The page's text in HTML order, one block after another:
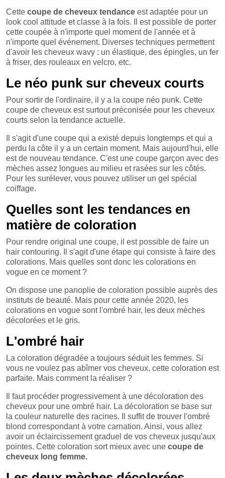
Cette coupe de cheveux tendance est adaptée pour un
look cool attitude et classe à la fois. Il est possible de porter
cette coupée à n'importe quel moment de l'année et à
n'importe quel événement. Diverses techniques permettent
d'avoir les cheveux wavy : un élastique, des épingles, un fer
à friser, des rouleaux en velcro, etc.
Le néo punk sur cheveux courts
Pour sortir de l'ordinaire, il y a la coupe néo punk. Cette
coupe de cheveux est surtout préconisée pour les cheveux
courts selon la tendance actuelle.
Il s'agit d'une coupe qui a existé depuis longtemps et qui a
perdu la côte il y a un certain moment. Mais aujourd'hui, elle
est de nouveau tendance. C'est une coupe garçon avec des
mèches assez longues au milieu et rasées sur les côtés.
Pour les surélever, vous pouvez utiliser un gel spécial
coiffage.
Quelles sont les tendances en
matière de coloration
Pour rendre original une coupe, il est possible de faire un
hair contouring. Il s'agit d'une étape qui consiste à faire des
colorations. Mais quelles sont donc les colorations en
vogue en ce moment ?
On dispose une panoplie de coloration possible auprès des
instituts de beauté. Mais pour cette année 2020, les
colorations en vogue sont l'ombré hair, les deux mèches
décolorées et le gris.
L'ombré hair
La coloration dégradée a toujours séduit les femmes. Si
vous ne voulez pas abîmer vos cheveux, cette coloration est
parfaite. Mais comment la réaliser ?
Il faut procéder progressivement à une décoloration des
cheveux pour une ombré hair. La décoloration se base sur
la couleur naturelle des racines. Il suffit de trouver l'ombré
blond correspondant à votre carnation. Ainsi, vous allez
avoir un éclaircissement graduel de vos cheveux jusqu'aux
pointes. Cette coloration sort mieux avec une coupe de
cheveux long femme.